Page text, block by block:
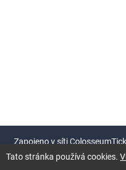
Tato stránka používá cookies.
Zapojeno v síti